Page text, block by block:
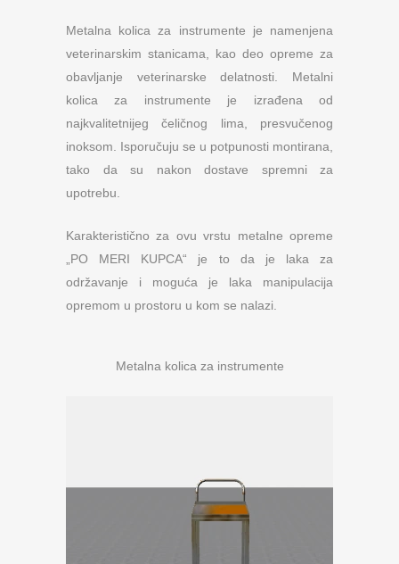
Metalna kolica za instrumente je namenjena
veterinarskim stanicama, kao deo opreme za
obavljanje veterinarske delatnosti. Metalni
kolica za instrumente je izrađena od
najkvalitetnijeg čeličnog lima, presvučenog
inoksom. Isporučuju se u potpunosti montirana,
tako da su nakon dostave spremni za
upotrebu.
Karakteristično za ovu vrstu metalne opreme
„PO MERI KUPCA“ je to da je laka za
održavanje i moguća je laka manipulacija
opremom u prostoru u kom se nalazi.
Metalna kolica za instrumente